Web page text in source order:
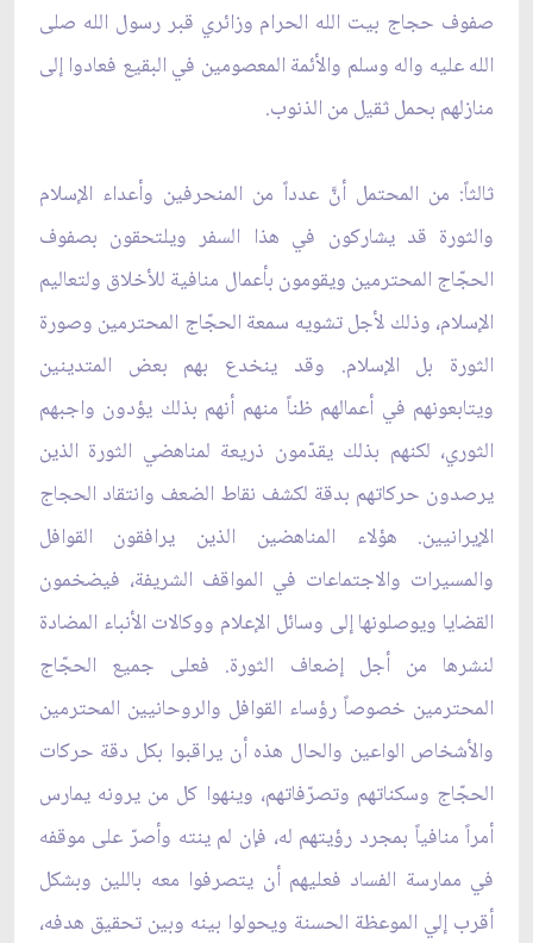
صفوف حجاج بيت الله الحرام وزائري قبر رسول الله صلى
الله عليه واله وسلم والأئمة المعصومين في البقيع فعادوا إلى
منازلهم بحمل ثقيل من الذنوب.
ثالثاً: من المحتمل أنَّ عدداً من المنحرفين وأعداء الإسلام
والثورة قد يشاركون في هذا السفر ويلتحقون بصفوف
الحجّاج المحترمين ويقومون بأعمال منافية للأخلاق ولتعاليم
الإسلام، وذلك لأجل تشويه سمعة الحجّاج المحترمين وصورة
الثورة بل الإسلام. وقد ينخدع بهم بعض المتدينين
ويتابعونهم في أعمالهم ظناً منهم أنهم بذلك يؤدون واجبهم
الثوري، لكنهم بذلك يقدّمون ذريعة لمناهضي الثورة الذين
يرصدون حركاتهم بدقة لكشف نقاط الضعف وانتقاد الحجاج
الإيرانيين. هؤلاء المناهضين الذين يرافقون القوافل
والمسيرات والاجتماعات في المواقف الشريفة، فيضخمون
القضايا ويوصلونها إلى وسائل الإعلام ووكالات الأنباء المضادة
لنشرها من أجل إضعاف الثورة. فعلى جميع الحجّاج
المحترمين خصوصاً رؤساء القوافل والروحانيين المحترمين
والأشخاص الواعين والحال هذه أن يراقبوا بكل دقة حركات
الحجّاج وسكناتهم وتصرّفاتهم، وينهوا كل من يرونه يمارس
أمراً منافياً بمجرد رؤيتهم له، فإن لم ينته وأصرّ على موقفه
في ممارسة الفساد فعليهم أن يتصرفوا معه باللين وبشكل
أقرب إلي الموعظة الحسنة ويحولوا بينه وبين تحقيق هدفه،